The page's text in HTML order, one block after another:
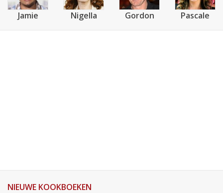
Jamie Nigella Gordon Pascale
NIEUWE KOOKBOEKEN